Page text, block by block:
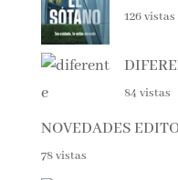
126 vistas
84 vistas
NOVEDADES
78 vistas